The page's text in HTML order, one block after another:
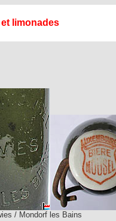
limonades
/ Mondorf les Bains